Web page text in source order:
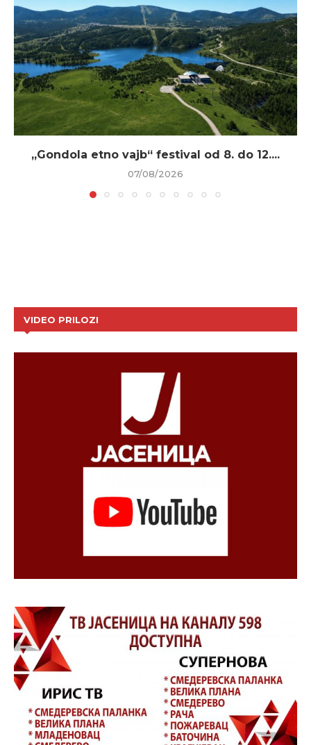
„Gondola etno vajb“ festival od 8. do 12....
07/08/2026
VIDEO PRILOZI